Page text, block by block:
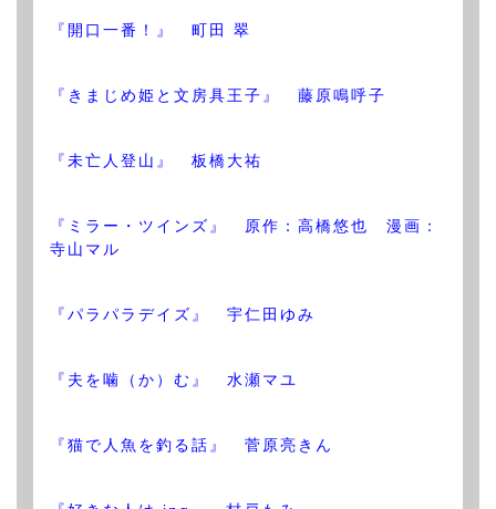
『開口一番！』 町田 翠
『きまじめ姫と文房具王子』 藤原鳴呼子
『未亡人登山』 板橋大祐
『ミラー・ツインズ』 原作：高橋悠也 漫画：
寺山マル
『パラパラデイズ』 宇仁田ゆみ
『夫を噛（か）む』 水瀬マユ
『猫で人魚を釣る話』 菅原亮きん